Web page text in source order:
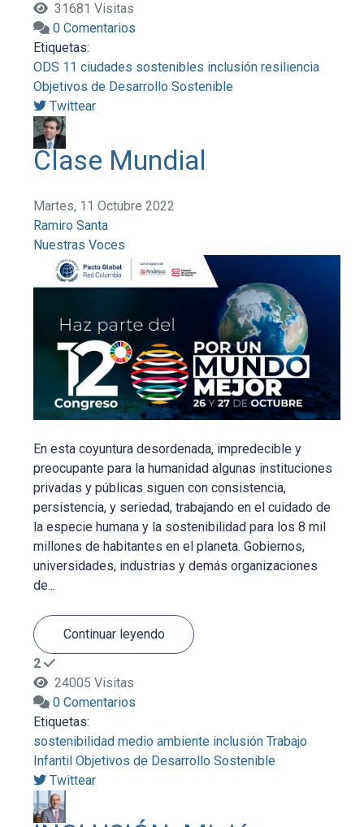
31681 Visitas
0 Comentarios
Etiquetas:
ODS 11 ciudades sostenibles inclusión resiliencia
Objetivos de Desarrollo Sostenible
Twittear
Clase Mundial
Martes, 11 Octubre 2022
Ramiro Santa
Nuestras Voces
En esta coyuntura desordenada, impredecible y
preocupante para la humanidad algunas instituciones
privadas y públicas siguen con consistencia,
persistencia, y seriedad, trabajando en el cuidado de
la especie humana y la sostenibilidad para los 8 mil
millones de habitantes en el planeta. Gobiernos,
universidades, industrias y demás organizaciones
de...
Continuar leyendo
2
24005 Visitas
0 Comentarios
Etiquetas:
sostenibilidad medio ambiente inclusión Trabajo
Infantil Objetivos de Desarrollo Sostenible
Twittear